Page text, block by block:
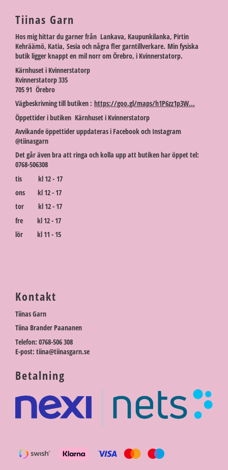
Tiinas Garn
Hos mig hittar du garner från Lankava, Kaupunkilanka, Pirtin
Kehräämö, Katia, Sesia och några fler garntillverkare. Min fysiska
butik ligger knappt en mil norr om Örebro, i Kvinnerstatorp.
Kärnhuset i Kvinnerstatorp
Kvinnerstatorp 335
705 91 Örebro
Vägbeskrivning till butiken : https://goo.gl/maps/h1P6zz1p3W...
Öppettider i butiken Kärnhuset i Kvinnerstatorp
Avvikande öppettider uppdateras i Facebook och Instagram
@tiinasgarn
Det går även bra att ringa och kolla upp att butiken har öppet tel:
0768-506308
tis kl 12 - 17
ons kl 12 - 17
tor kl 12 - 17
fre kl 12 - 17
lör kl 11 - 15
Kontakt
Tiinas Garn
Tiina Brander Paananen
Telefon: 0768-506 308
E-post: tiina@tiinasgarn.se
Betalning